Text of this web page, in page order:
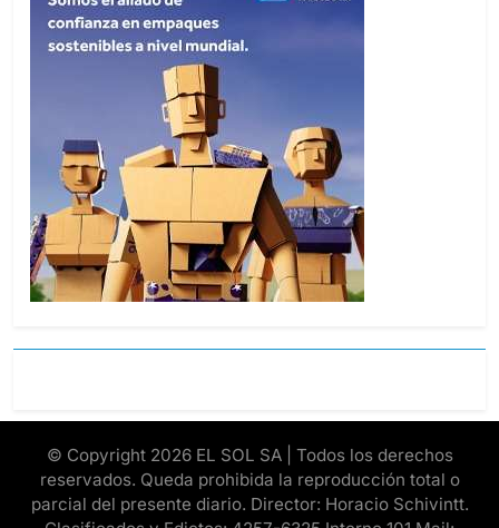
© Copyright 2026 EL SOL SA | Todos los derechos
reservados. Queda prohibida la reproducción total o
parcial del presente diario. Director: Horacio Schivintt.